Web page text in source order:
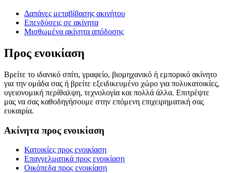
Δαπάνες μεταβίβασης ακινήτου
Επενδύσεις σε ακίνητα
Μισθωμένα ακίνητα απόδοσης
Προς ενοικίαση
Βρείτε το ιδανικό σπίτι, γραφείο, βιομηχανικό ή εμπορικό ακίνητο
για την ομάδα σας ή βρείτε εξειδικευμένο χώρο για πολυκατοικίες,
υγειονομική περίθαλψη, τεχνολογία και πολλά άλλα. Επιτρέψτε
μας να σας καθοδηγήσουμε στην επόμενη επιχειρηματική σας
ευκαιρία.
Ακίνητα προς ενοικίαση
Κατοικίες προς ενοικίαση
Επαγγελματικά προς ενοικίαση
Οικόπεδα προς ενοικίαση